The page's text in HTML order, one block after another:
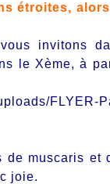
étroites,
invitons
le Xème, à
muscaris et
joie.